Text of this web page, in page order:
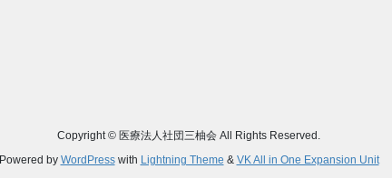
Copyright © 医療法人社団三柚会 All Rights Reserved.
Powered by WordPresswith Lightning Theme & VK All in One Expansion Unit